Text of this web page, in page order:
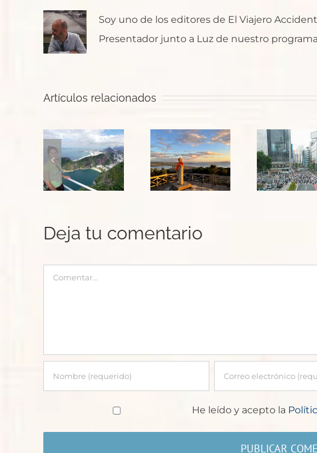
Soy uno de los editores de El Viajero
Presentador junto a Luz de nuestro
Artículos relacionados
Un Salto
a Galicia
con María
Japón:
Tokio y
templos
y
Deja tu comentario
Comentar
He leído y acepto la